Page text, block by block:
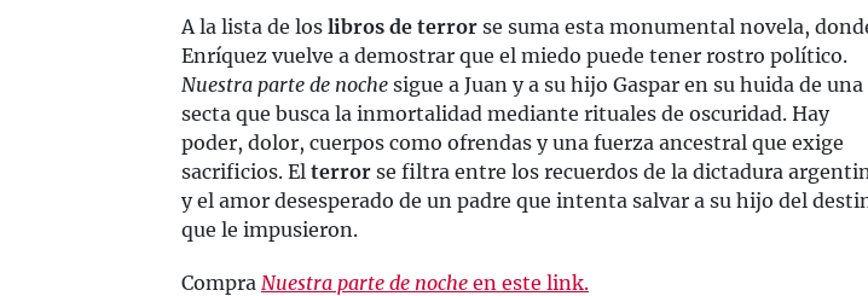
A la lista de los libros de terror se suma esta monumental novela,
Enríquez vuelve a demostrar que el miedo puede tener rostro político.
Nuestra parte de noche sigue a Juan y a su hijo Gaspar en su huida de una
secta que busca la inmortalidad mediante rituales de oscuridad. Hay
poder, dolor, cuerpos como ofrendas y una fuerza ancestral que exige
sacrificios. El terror se filtra entre los recuerdos de la dictadura
y el amor desesperado de un padre que intenta salvar a su hijo del
que le impusieron.
Compra Nuestra parte de noche en este link.